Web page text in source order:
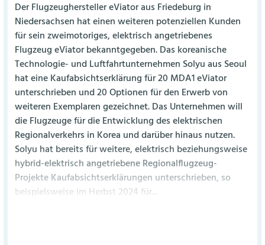
Der Flugzeughersteller eViator aus Friedeburg in
Niedersachsen hat einen weiteren potenziellen Kunden
für sein zweimotoriges, elektrisch angetriebenes
Flugzeug eViator bekanntgegeben. Das koreanische
Technologie- und Luftfahrtunternehmen Solyu aus Seoul
hat eine Kaufabsichtserklärung für 20 MDA1 eViator
unterschrieben und 20 Optionen für den Erwerb von
weiteren Exemplaren gezeichnet. Das Unternehmen will
die Flugzeuge für die Entwicklung des elektrischen
Regionalverkehrs in Korea und darüber hinaus nutzen.
Solyu hat bereits für weitere, elektrisch beziehungsweise
hybrid-elektrisch angetriebene Regionalflugzeug-
Projekte Kaufabsichtserklärungen unterschrieben, so
beispielsweise im Herbst 2024 für...